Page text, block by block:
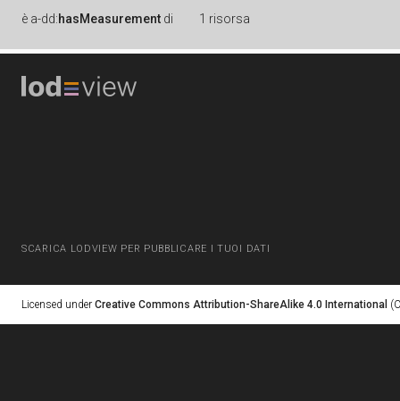
è a-dd:hasMeasurement di 1 risorsa
SCARICA LODVIEW PER PUBBLICARE I TUOI DATI
Licensed under Creative Commons Attribution-ShareAlike 4.0 International